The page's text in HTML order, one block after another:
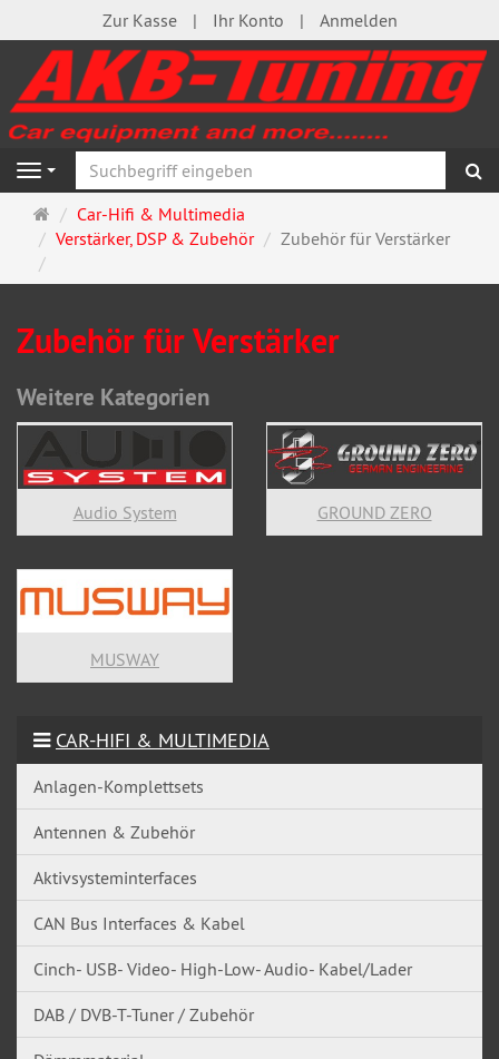
Zur Kasse Ihr Konto Anmelden
Navigation
Startseite
Car-Hifi & Multimedia
Verstärker, DSP & Zubehör
Zubehör für Verstärker
Zubehör für Verstärker
Weitere Kategorien
Audio System GROUND ZERO
MUSWAY
CAR-HIFI & MULTIMEDIA
Anlagen-Komplettsets
Antennen & Zubehör
Aktivsysteminterfaces
CAN Bus Interfaces & Kabel
Cinch- USB- Video- High-Low- Audio- Kabel/Lader
DAB / DVB-T-Tuner / Zubehör